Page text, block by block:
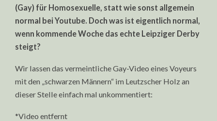
(Gay) für Homosexuelle, statt wie sonst allgemein
normal bei Youtube. Doch was ist eigentlich normal,
wenn kommende Woche das echte Leipziger Derby
steigt?
Wir lassen das vermeintliche Gay-Video eines Voyeurs
mit den „schwarzen Männern“ im Leutzscher Holz an
dieser Stelle einfach mal unkommentiert:
*Video entfernt